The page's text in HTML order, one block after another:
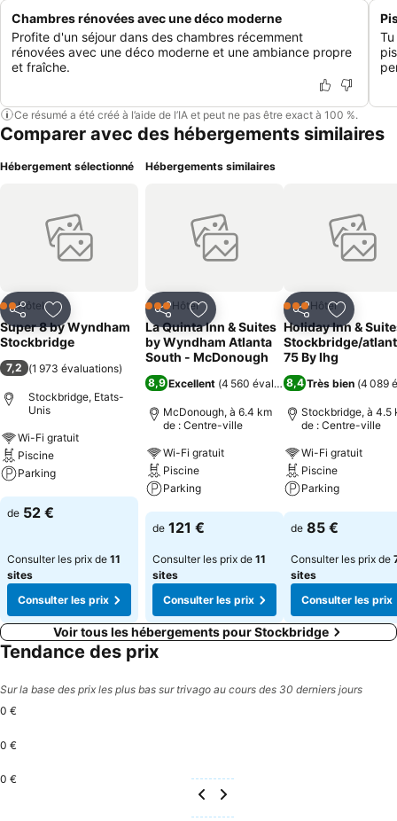
Chambres rénovées avec une déco moderne
Profite d'un séjour dans des chambres récemment
rénovées avec une déco moderne et une ambiance propre
et fraîche.
Ce résumé a été créé à l’aide de l’IA et peut ne pas être exact à 100 %.
Comparer avec des hébergements similaires
Hébergement sélectionné
PartagerAjouter à mes favoris
2 Étoiles
Hôtel
Super 8 by Wyndham
Stockbridge
7,2 (1 973 évaluations)
Stockbridge, Etats-
Unis
Wi-Fi gratuit
Piscine
Parking
Consulter les prix
de 52 €
Consulter les prix de 11
sites
Consulter les prix
Hébergements similaires
PartagerAjouter à mes favoris
3 ÉtoilesHôtel
La Quinta Inn & Suites
by Wyndham Atlanta
South - McDonough
8,9 Excellent (4 560 évaluations)
McDonough, à 6.4 km
de : Centre-ville
Wi-Fi gratuit
Piscine
Parking
Consulter les prix
de 121 €
Consulter les prix de 11
sites
Consulter les prix
PartagerAjouter
3 ÉtoilesHôtel
Holiday Inn &
Stockbridge/
75 By Ihg
8,4 Très bien (4 089
Stockbridge, à 4.5
de : Centre-ville
Wi-Fi gratuit
Piscine
Parking
Consulter les
de 85 €
Consulter les prix de
sites
Consulter les prix
Voir tous les hébergements pour Stockbridge
Tendance des prix
Sur la base des prix les plus bas sur trivago au cours des 30 derniers jours
0 €
0 €
0 €